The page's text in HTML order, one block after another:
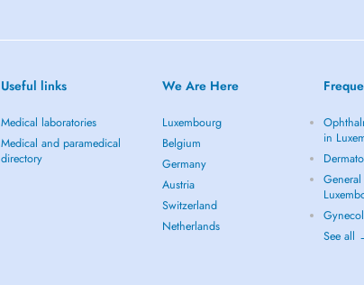
Useful links
Medical laboratories
Medical and paramedical
directory
We Are Here
Luxembourg
Belgium
Germany
Austria
Switzerland
Netherlands
in
See all